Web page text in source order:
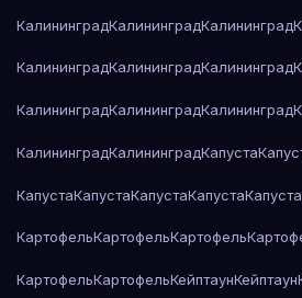
КалининградКалининградКалининград
КалининградКалининградКалининград
КалининградКалининградКалининград
КалининградКалининградКапуста
КапустаКапустаКапустаКапустаКапуста
КартофельКартофельКартофель
КартофельКартофельКейптаунКейптаун